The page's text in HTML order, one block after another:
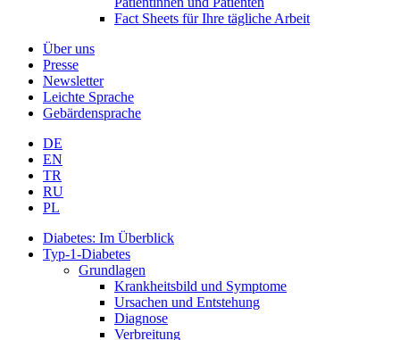
Fact Sheets für Ihre tägliche Arbeit
Über uns
Presse
Newsletter
Leichte Sprache
Gebärdensprache
DE
EN
TR
RU
PL
Diabetes: Im Überblick
Typ-1-Diabetes
Grundlagen
Krankheitsbild und Symptome
Ursachen und Entstehung
Diagnose
Verbreitung